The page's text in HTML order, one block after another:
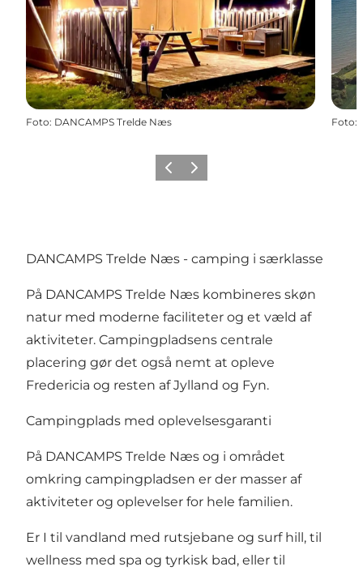
Foto: DANCAMPS Trelde Næs Foto:
Forrige billede
Næste billede
DANCAMPS Trelde Næs - camping i særklasse
På DANCAMPS Trelde Næs kombineres skøn
natur med moderne faciliteter og et væld af
aktiviteter. Campingpladsens centrale
placering gør det også nemt at opleve
Fredericia og resten af Jylland og Fyn.
Campingplads med oplevelsesgaranti
På DANCAMPS Trelde Næs og i området
omkring campingpladsen er der masser af
aktiviteter og oplevelser for hele familien.
Er I til vandland med rutsjebane og surf hill, til
wellness med spa og tyrkisk bad, eller til